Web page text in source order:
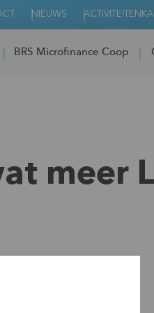
NIEUWS
BRS Microfinance Coop
meer